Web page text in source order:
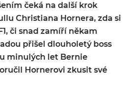
čeká na další krok
Christiana Hornera, zda si
či snad zamíří někam
přišel dlouholetý boss
minulých let Bernie
Hornerovi zkusit své